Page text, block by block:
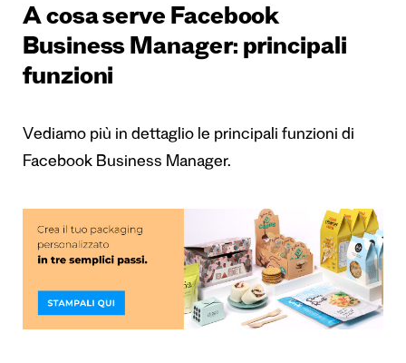
A cosa serve Facebook
Business Manager: principali
funzioni
Vediamo più in dettaglio le principali funzioni di
Facebook Business Manager.